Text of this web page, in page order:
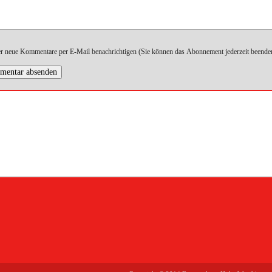
neue Kommentare per E-Mail benachrichtigen (Sie können das Abonnement jederzeit
absenden